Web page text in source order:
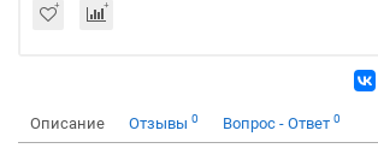
Описание Отзывы 0 Вопрос - Ответ 0